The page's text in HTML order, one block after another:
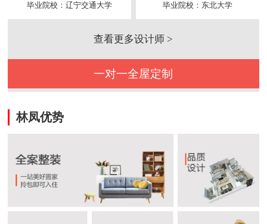
毕业院校：辽宁交通大学
毕业院校：东北大学
查看更多设计师 >
一对一全屋定制
林凤优势